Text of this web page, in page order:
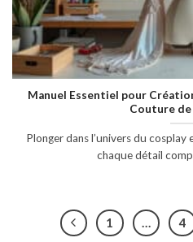
Manuel Essentiel pour
Couture de
Plonger dans l’univers du
chaque détail
1 … 4